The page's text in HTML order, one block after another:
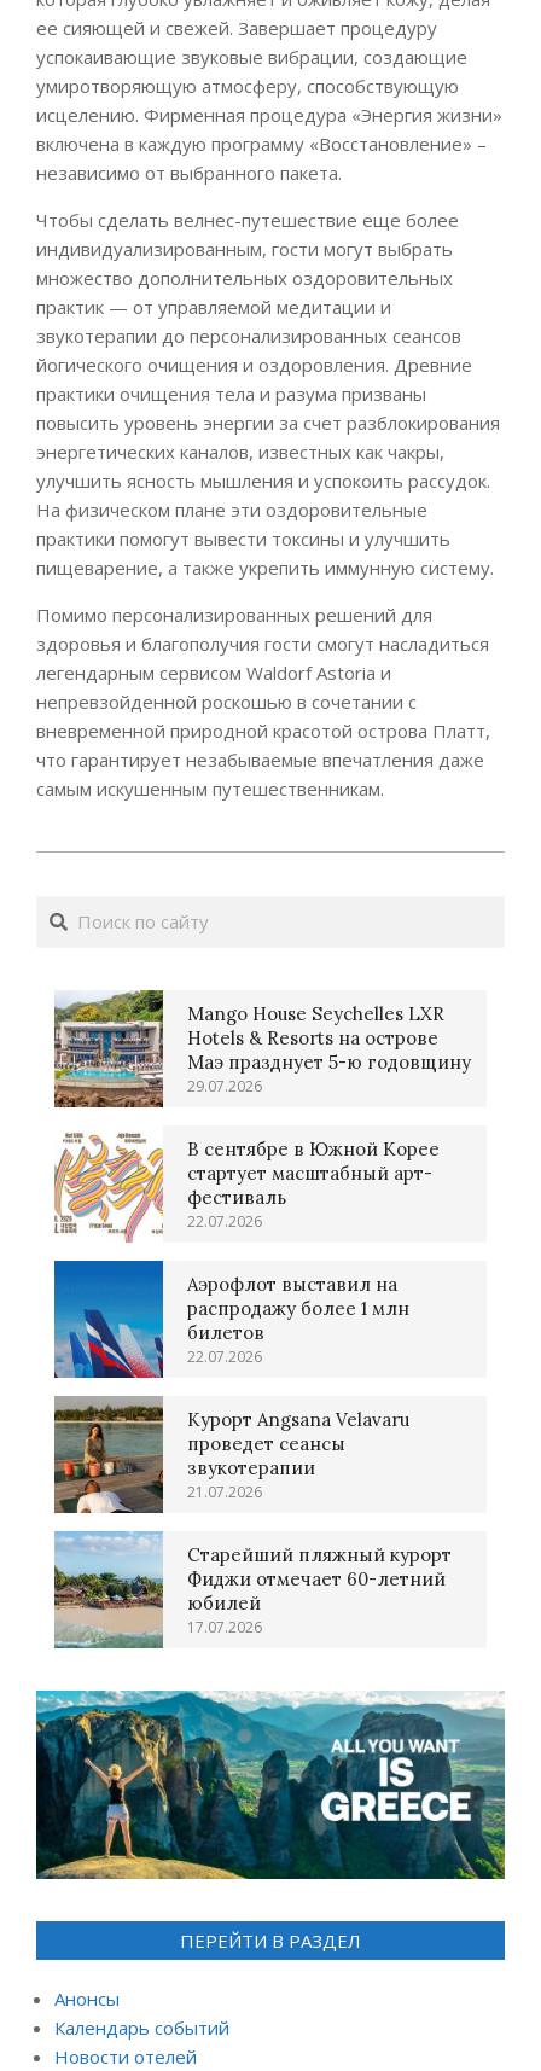
ее сияющей и свежей. Завершает процедуру
успокаивающие звуковые вибрации, создающие
умиротворяющую атмосферу, способствующую
исцелению. Фирменная процедура «Энергия жизни»
включена в каждую программу «Восстановление» –
независимо от выбранного пакета.
Чтобы сделать велнес-путешествие еще более
индивидуализированным, гости могут выбрать
множество дополнительных оздоровительных
практик — от управляемой медитации и
звукотерапии до персонализированных сеансов
йогического очищения и оздоровления. Древние
практики очищения тела и разума призваны
повысить уровень энергии за счет разблокирования
энергетических каналов, известных как чакры,
улучшить ясность мышления и успокоить рассудок.
На физическом плане эти оздоровительные
практики помогут вывести токсины и улучшить
пищеварение, а также укрепить иммунную систему.
Помимо персонализированных решений для
здоровья и благополучия гости смогут насладиться
легендарным сервисом Waldorf Astoria и
непревзойденной роскошью в сочетании с
вневременной природной красотой острова Платт,
что гарантирует незабываемые впечатления даже
самым искушенным путешественникам.
28
Поиск
Mango House Seychelles LXR
Hotels & Resorts на острове
Маэ празднует 5-ю годовщину
29.07.2026
В сентябре в Южной Корее
стартует масштабный арт-
фестиваль
22.07.2026
Аэрофлот выставил на
распродажу более 1 млн
билетов
22.07.2026
Курорт Angsana Velavaru
проведет сеансы
звукотерапии
21.07.2026
Старейший пляжный курорт
Фиджи отмечает 60-летний
юбилей
17.07.2026
ПЕРЕЙТИ В РАЗДЕЛ
Анонсы
Календарь событий
Новости отелей